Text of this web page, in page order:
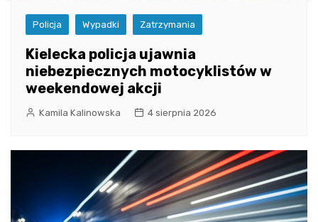
Policja Wypadki Zatrzymania
Kielecka policja ujawnia
niebezpiecznych motocyklistów w
weekendowej akcji
Kamila Kalinowska 4 sierpnia 2026